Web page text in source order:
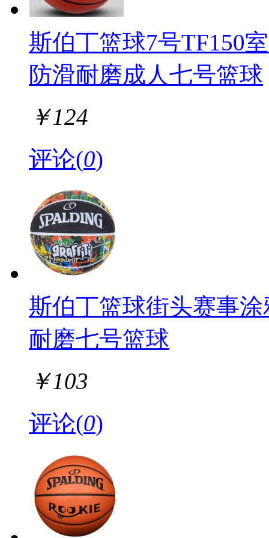
斯伯丁篮球7号TF150
防滑耐磨成人七号篮球
￥124
评论(0)
斯伯丁篮球街头赛事
耐磨七号篮球
￥103
评论(0)